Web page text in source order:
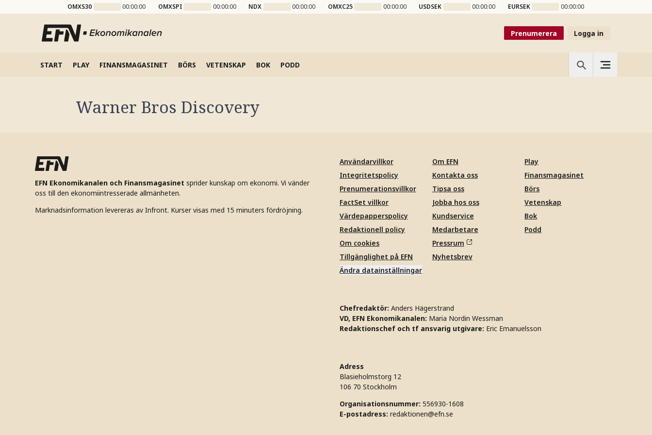
OMXS30 00:00:00 OMXSPI 00:00:00 NDX 00:00:00 OMXC25 00:00:00 USDSEK 00:00:00 EURSEK 00:00:00
Prenumerera Logga in
START PLAY FINANSMAGASINET BÖRS VETENSKAP BOK PODD
Warner Bros Discovery
EFN Ekonomikanalen och Finansmagasinet sprider kunskap om ekonomi. Vi vänder
oss till den ekonomiintresserade allmänheten.
Marknadsinformation levereras av Infront. Kurser visas med 15 minuters fördröjning.
Användarvillkor
Integritetspolicy
Prenumerationsvillkor
FactSet villkor
Värdepapperspolicy
Redaktionell policy
Om cookies
Tillgänglighet på EFN
Ändra datainställningar
Om EFN
Kontakta oss
Tipsa oss
Jobba hos oss
Kundservice
Medarbetare
Pressrum
Nyhetsbrev
Play
Finansmagasinet
Börs
Vetenskap
Bok
Podd
Chefredaktör: Anders Hägerstrand
VD, EFN Ekonomikanalen: Maria Nordin Wessman
Redaktionschef och tf ansvarig utgivare: Eric Emanuelsson
Adress
Blasieholmstorg 12
106 70 Stockholm
Organisationsnummer: 556930-1608
E-postadress: redaktionen@efn.se